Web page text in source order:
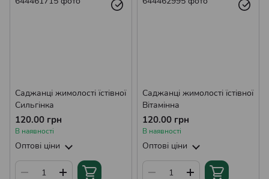
Саджанці жимолості їстівної
Сильгінка
120.00 грн
В наявності
Оптові ціни
Саджанці жимолості їстівної
Вітамінна
120.00 грн
В наявності
Оптові ціни